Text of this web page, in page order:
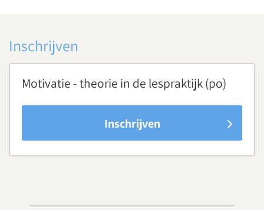
Inschrijven
Motivatie - theorie in de lespraktijk (po)
Inschrijven